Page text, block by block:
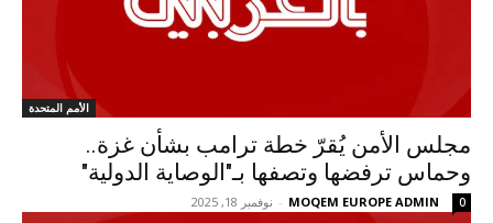
الأمم المتحدة
مجلس الأمن يُقرّ خطة ترامب بشأن غزة..
وحماس ترفضها وتصفها بـ"الوصاية الدولية"
MOQEM EUROPE ADMIN
- نوفمبر 18, 2025 0